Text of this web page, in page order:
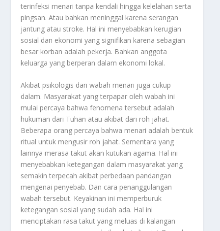
terinfeksi menari tanpa kendali hingga kelelahan serta
pingsan. Atau bahkan meninggal karena serangan
jantung atau stroke. Hal ini menyebabkan kerugian
sosial dan ekonomi yang signifikan karena sebagian
besar korban adalah pekerja. Bahkan anggota
keluarga yang berperan dalam ekonomi lokal.
Akibat psikologis dari wabah menari juga cukup
dalam. Masyarakat yang terpapar oleh wabah ini
mulai percaya bahwa fenomena tersebut adalah
hukuman dari Tuhan atau akibat dari roh jahat.
Beberapa orang percaya bahwa menari adalah bentuk
ritual untuk mengusir roh jahat. Sementara yang
lainnya merasa takut akan kutukan agama. Hal ini
menyebabkan ketegangan dalam masyarakat yang
semakin terpecah akibat perbedaan pandangan
mengenai penyebab. Dan cara penanggulangan
wabah tersebut. Keyakinan ini memperburuk
ketegangan sosial yang sudah ada. Hal ini
menciptakan rasa takut yang meluas di kalangan